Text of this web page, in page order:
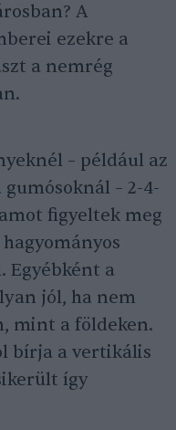
A
ezekre a
a nemrég
– például az
– 2-4-
figyeltek meg
Egyébként a
jól, ha nem
mint a földeken.
bírja a vertikális
így